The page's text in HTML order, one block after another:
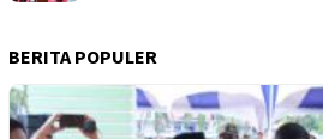
BERITA POPULER